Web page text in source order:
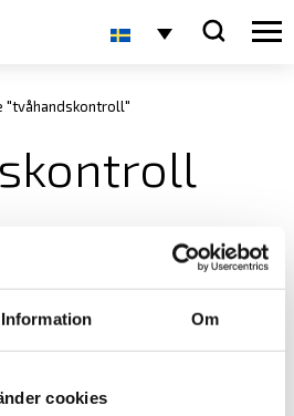
Information Om
cookies
"tvåhandskontroll"
för ETL ATS400-serien